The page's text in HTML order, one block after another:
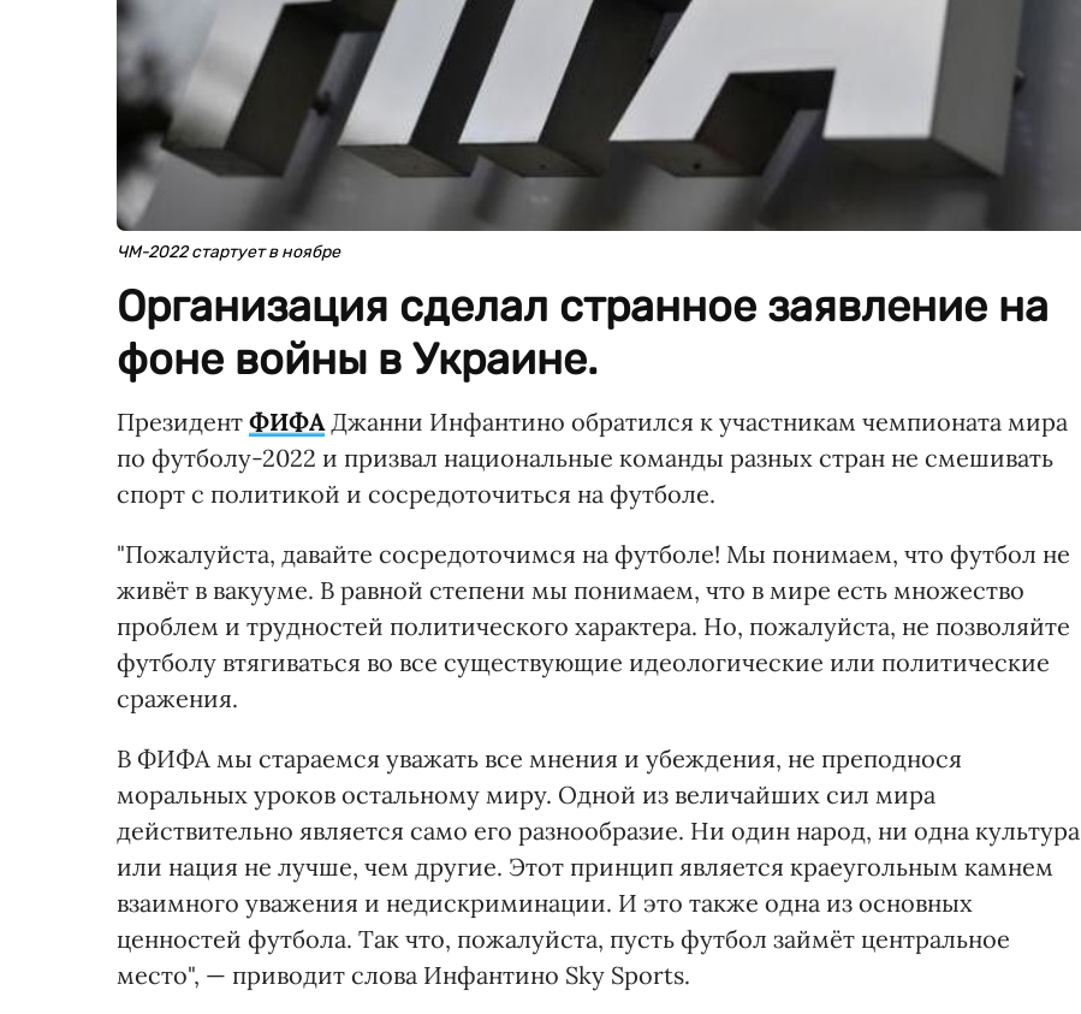
ЧМ-2022 стартует в ноябре
Организация сделал странное заявление на
фоне войны в Украине.
Президент ФИФАДжанни Инфантино обратился к участникам чемпионата мира
по футболу-2022 и призвал национальные команды разных стран не смешивать
спорт с политикой и сосредоточиться на футболе.
"Пожалуйста, давайте сосредоточимся на футболе! Мы понимаем, что футбол не
живёт в вакууме. В равной степени мы понимаем, что в мире есть множество
проблем и трудностей политического характера. Но, пожалуйста, не позволяйте
футболу втягиваться во все существующие идеологические или политические
сражения.
В ФИФА мы стараемся уважать все мнения и убеждения, не преподнося
моральных уроков остальному миру. Одной из величайших сил мира
действительно является само его разнообразие. Ни один народ, ни одна культура
или нация не лучше, чем другие. Этот принцип является краеугольным камнем
взаимного уважения и недискриминации. И это также одна из основных
ценностей футбола. Так что, пожалуйста, пусть футбол займёт центральное
место", — приводит слова Инфантино Sky Sports.